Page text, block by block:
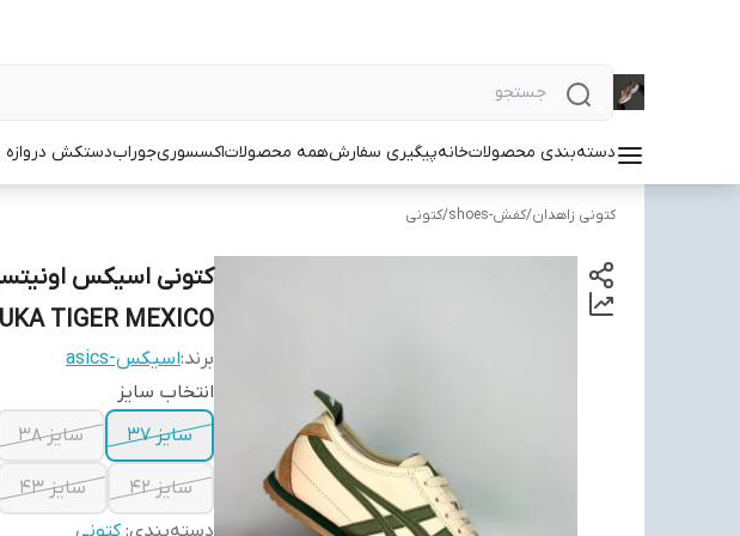
دسته‌بندی محصولاتخانهپیگیری سفارشهمه محصولاتاکسسوریجورابدستکش دروازه
کتونی زاهدان/کفش-shoes /کتونی
TIGER MEXICO
برند:اسیکس-asics
انتخاب سایز
سایز 37
سایز 38
سایز 42 سایز 43
دسته‌بندی:کتونی